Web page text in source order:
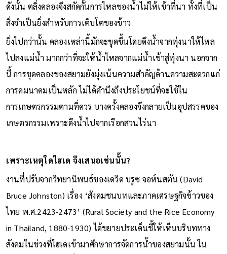
ดังนั้น ตลิ่งคลองจึงสกัดกั้นการไหลของน้ำไม่ให้เข้าที่นา ทั้งที่เป็น
สิ่งจำเป็นยิ่งสำหรับการเติบโตของข้าว
ยิ่งไปกว่านั้น คลองเหล่านี้มักจะขุดขึ้นโดยดึงน้ำจากทุ่งนาให้ไหล
ไปลงแม่น้ำ มากกว่าที่จะให้น้ำไหลจากแม่น้ำเข้าสู่ทุ่งนา นอกจาก
นี้ การขุดคลองของสยามยังมุ่งเน้นความสำคัญด้านความสะดวกแก่
การคมนาคมเป็นหลัก ไม่ได้คำนึงถึงประโยชน์ที่จะใช้ใน
การเกษตรกรรมตามที่ควร บางครั้งคลองจึงกลายเป็นอุปสรรคของ
เกษตรกรรมเพราะดึงน้ำไปจากเรือกสวนไร่นา
เพราะเหตุใดไฮเด จึงเสนอเช่นนั้น?
งานที่ปรับจากวิทยานิพนธ์ของเดวิด บรูซ จอห์นสตัน (David
Bruce Johnston) เรื่อง ‘สังคมชนบทและภาคเศรษฐกิจข้าวของ
ไทย พ.ศ.2423-2473’ (Rural Society and the Rice Economy
in Thailand, 1880-1930) ได้ขยายประเด็นชี้ให้เห็นบริบททาง
สังคมในช่วงที่ไฮเดเข้ามาศึกษาการจัดการน้ำของสยามนั้น ใน